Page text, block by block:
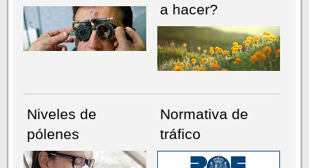
a hacer?
Niveles de
pólenes
Normativa de
tráfico